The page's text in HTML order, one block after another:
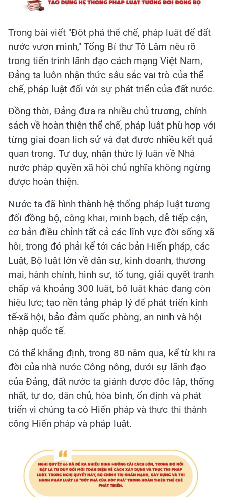
Trong bài viết "Đột phá thể chế, pháp luật để đất
nước vươn mình," Tổng Bí thư Tô Lâm nêu rõ
trong tiến trình lãnh đạo cách mạng Việt Nam,
Đảng ta luôn nhận thức sâu sắc vai trò của thể
chế, pháp luật đối với sự phát triển của đất nước.
Đồng thời, Đảng đưa ra nhiều chủ trương, chính
sách về hoàn thiện thể chế, pháp luật phù hợp với
từng giai đoạn lịch sử và đạt được nhiều kết quả
quan trọng. Tư duy, nhận thức lý luận về Nhà
nước pháp quyền xã hội chủ nghĩa không ngừng
được hoàn thiện.
Nước ta đã hình thành hệ thống pháp luật tương
đối đồng bộ, công khai, minh bạch, dễ tiếp cận,
cơ bản điều chỉnh tất cả các lĩnh vực đời sống xã
hội, trong đó phải kể tới các bản Hiến pháp, các
Luật, Bộ luật lớn về dân sự, kinh doanh, thương
mại, hành chính, hình sự, tố tụng, giải quyết tranh
chấp và khoảng 300 luật, bộ luật khác đang còn
hiệu lực; tạo nền tảng pháp lý để phát triển kinh
tế-xã hội, bảo đảm quốc phòng, an ninh và hội
nhập quốc tế.
Có thể khẳng định, trong 80 năm qua, kể từ khi ra
đời của nhà nước Công nông, dưới sự lãnh đạo
của Đảng, đất nước ta giành được độc lập, thống
nhất, tự do, dân chủ, hòa bình, ổn định và phát
triển vì chúng ta có Hiến pháp và thực thi thành
công Hiến pháp và pháp luật.